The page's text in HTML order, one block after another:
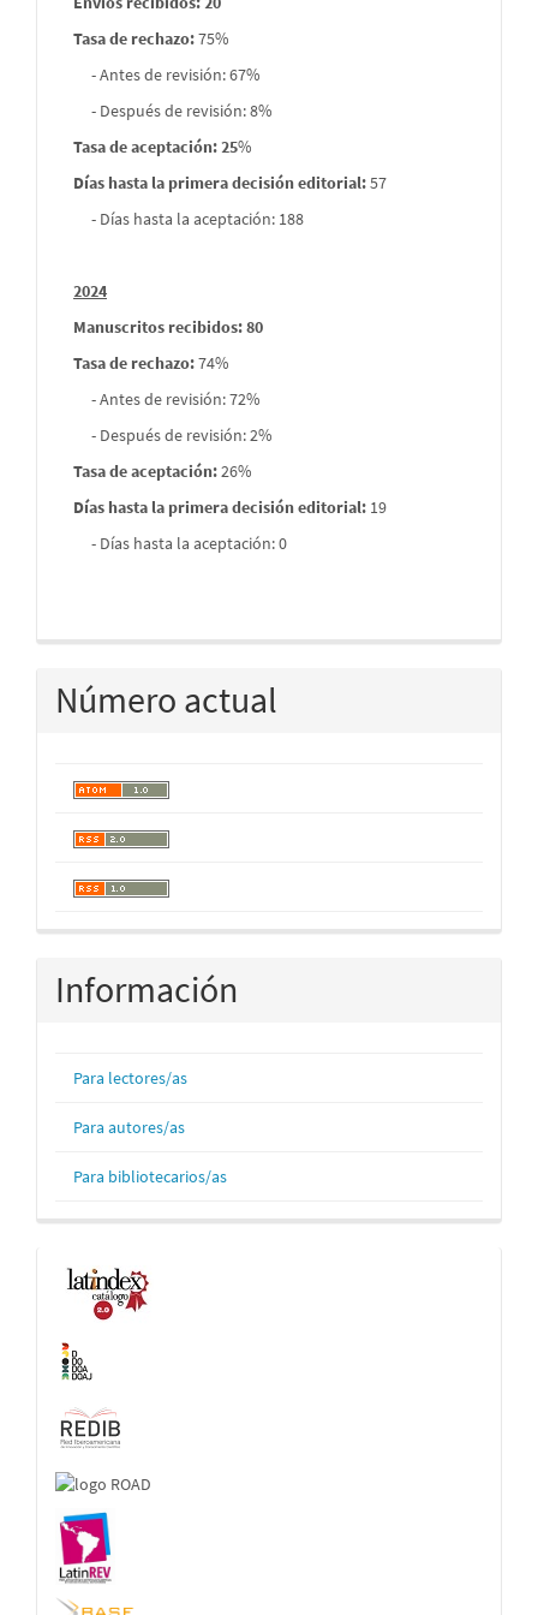
Tasa de rechazo:75%
- Antes de revisión: 67%
- Después de revisión: 8%
Tasa de aceptación: 25%
Días hasta la primera decisión editorial:57
- Días hasta la aceptación: 188
2024
Manuscritos recibidos: 80
Tasa de rechazo:74%
- Antes de revisión: 72%
- Después de revisión: 2%
Tasa de aceptación:26%
Días hasta la primera decisión editorial: 19
- Días hasta la aceptación: 0
Número actual
Información
Para lectores/as
Para autores/as
Para bibliotecarios/as
Indexaciones